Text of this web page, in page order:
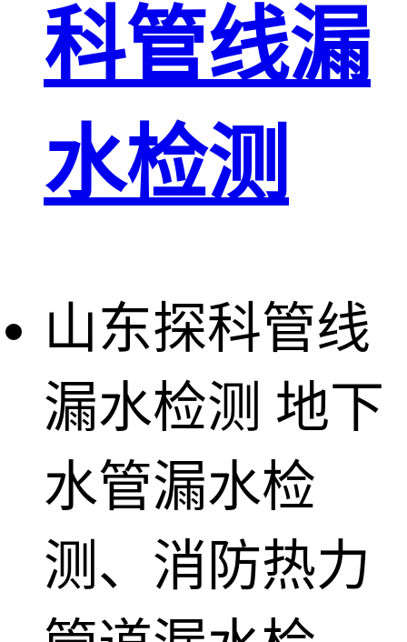
科管线漏
水检测
山东探科管线
漏水检测 地下
水管漏水检
测、消防热力